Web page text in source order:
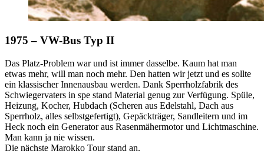
1975 – VW-Bus Typ II
Das Platz-Problem war und ist immer dasselbe. Kaum hat man
etwas mehr, will man noch mehr. Den hatten wir jetzt und es sollte
ein klassischer Innenausbau werden. Dank Sperrholzfabrik des
Schwiegervaters in spe stand Material genug zur Verfügung. Spüle,
Heizung, Kocher, Hubdach (Scheren aus Edelstahl, Dach aus
Sperrholz, alles selbstgefertigt), Gepäckträger, Sandleitern und im
Heck noch ein Generator aus Rasenmähermotor und Lichtmaschine.
Man kann ja nie wissen.
Die nächste Marokko Tour stand an.